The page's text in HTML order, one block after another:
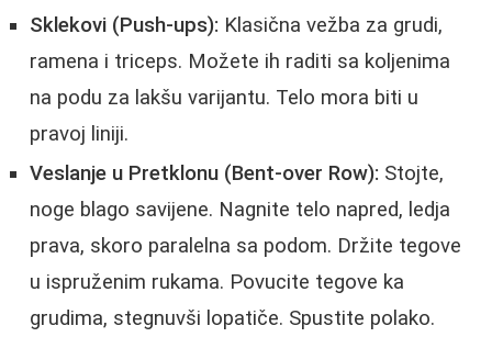
Sklekovi (Push-ups): Klasična vežba za grudi,
ramena i triceps. Možete ih raditi sa koljenima
na podu za lakšu varijantu. Telo mora biti u
pravoj liniji.
Veslanje u Pretklonu (Bent-over Row): Stojte,
noge blago savijene. Nagnite telo napred, ledja
prava, skoro paralelna sa podom. Držite tegove
u ispruženim rukama. Povucite tegove ka
grudima, stegnuvši lopatiče. Spustite polako.